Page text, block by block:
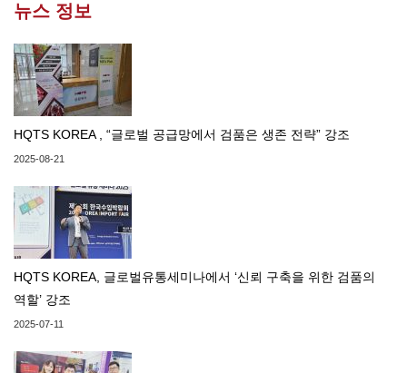
뉴스 정보
HQTS KOREA , “글로벌 공급망에서 검품은 생존 전략” 강조
2025-08-21
HQTS KOREA, 글로벌유통세미나에서 ‘신뢰 구축을 위한 검품의
역할’ 강조
2025-07-11